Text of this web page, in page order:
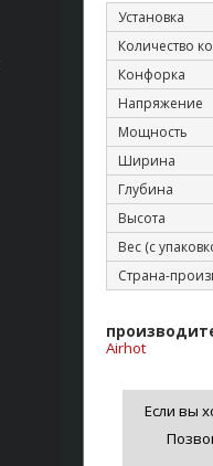
Установка
Количество
Конфорка
Напряжение
Мощность
Ширина
Глубина
Высота
Вес (с
Страна-
Airhot
Если вы